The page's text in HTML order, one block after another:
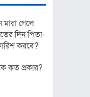
মারা গেলে
দিন পিতা-
করবে?
কত প্রকার?